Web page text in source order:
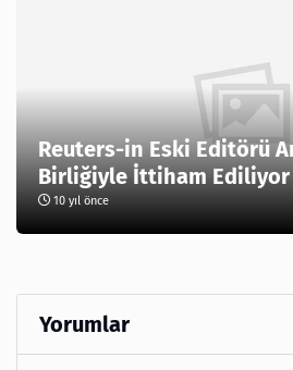
Reuters-in Eski Editörü
Birliğiyle İttiham Ediliyor
10 yıl önce
Yorumlar